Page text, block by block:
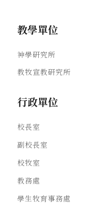
教學單位
神學研究所
教牧宣教研究所
行政單位
校長室
副校長室
校牧室
教務處
學生牧育事務處